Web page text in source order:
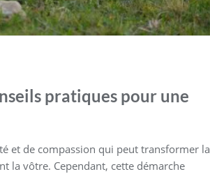
pratiques pour une
et de compassion qui peut transformer la
la vôtre. Cependant, cette démarche